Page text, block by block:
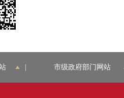
市级政府部门网站